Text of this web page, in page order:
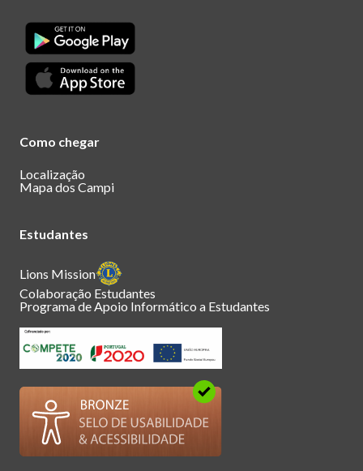
Como chegar
Localização
Mapa dos Campi
Estudantes
Lions Mission
Colaboração Estudantes
Programa de Apoio Informático a Estudantes